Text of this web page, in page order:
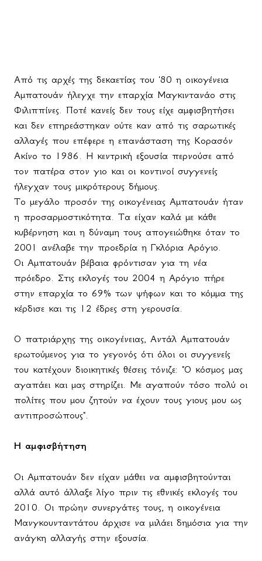
Από τις αρχές της δεκαετίας του '80 η οικογένεια
Αμπατουάν ήλεγχε την επαρχία Μαγκιντανάο στις
Φιλιππίνες. Ποτέ κανείς δεν τους είχε αμφισβητήσει
και δεν επηρεάστηκαν ούτε καν από τις σαρωτικές
αλλαγές που επέφερε η επανάσταση της Κορασόν
Ακίνο το 1986. Η κεντρική εξουσία περνούσε από
τον πατέρα στον γιο και οι κοντινοί συγγενείς
ήλεγχαν τους μικρότερους δήμους.
Το μεγάλο προσόν της οικογένειας Αμπατουάν ήταν
η προσαρμοστικότητα. Τα είχαν καλά με κάθε
κυβέρνηση και η δύναμη τους απογειώθηκε όταν το
2001 ανέλαβε την προεδρία η Γκλόρια Αρόγιο.
Οι Αμπατουάν βέβαια φρόντισαν για τη νέα
πρόεδρο. Στις εκλογές του 2004 η Αρόγιο πήρε
στην επαρχία το 69% των ψήφων και το κόμμα της
κέρδισε και τις 12 έδρες στη γερουσία.
Ο πατριάρχης της οικογένειας, Αντάλ Αμπατουάν
ερωτούμενος για το γεγονός ότι όλοι οι συγγενείς
του κατέχουν διοικητικές θέσεις τόνιζε: "Ο κόσμος μας
αγαπάει και μας στηρίζει. Με αγαπούν τόσο πολύ οι
πολίτες που μου ζητούν να έχουν τους γιους μου ως
αντιπροσώπους".
Η αμφισβήτηση
Οι Αμπατουάν δεν είχαν μάθει να αμφισβητούνται
αλλά αυτό άλλαξε λίγο πριν τις εθνικές εκλογές του
2010. Οι πρώην συνεργάτες τους, η οικογένεια
Μανγκουνταντάτου άρχισε να μιλάει δημόσια για την
ανάγκη αλλαγής στην εξουσία.